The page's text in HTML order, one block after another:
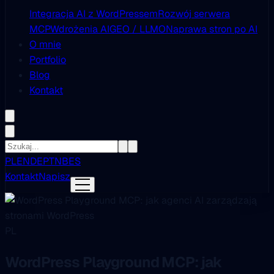
Integracja AI z WordPressemRozwój serwera
MCPWdrożenia AIGEO / LLMONaprawa stron po AI
O mnie
Portfolio
Blog
Kontakt
PLENDEPTNBES
KontaktNapisz